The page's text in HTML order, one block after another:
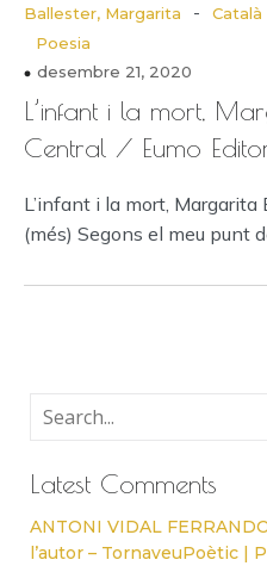
Ballester, Margarita - Català
Poesia
desembre 21, 2020
L’infant i la mort,
Central / Eumo
L’infant i la mort, Margarita
(més) Segons el meu punt
Latest Comments
ANTONI VIDAL
l’autor – TornaveuPoètic |